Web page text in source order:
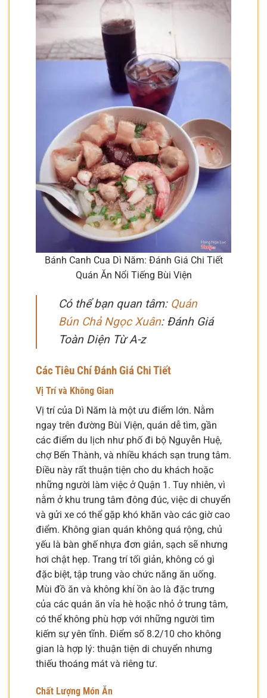
Bánh Canh Cua Dì Năm: Đánh Giá Chi Tiết
Quán Ăn Nổi Tiếng Bùi Viện
Có thể bạn quan tâm: Quán
Bún Chả Ngọc Xuân: Đánh Giá
Toàn Diện Từ A-z
Các Tiêu Chí Đánh Giá Chi Tiết
Vị Trí và Không Gian
Vị trí của Dì Năm là một ưu điểm lớn. Nằm
ngay trên đường Bùi Viện, quán dễ tìm, gần
các điểm du lịch như phố đi bộ Nguyễn Huệ,
chợ Bến Thành, và nhiều khách sạn trung tâm.
Điều này rất thuận tiện cho du khách hoặc
những người làm việc ở Quận 1. Tuy nhiên, vì
nằm ở khu trung tâm đông đúc, việc di chuyển
và gửi xe có thể gặp khó khăn vào các giờ cao
điểm. Không gian quán không quá rộng, chủ
yếu là bàn ghế nhựa đơn giản, sạch sẽ nhưng
hơi chật hẹp. Trang trí tối giản, không có gì
đặc biệt, tập trung vào chức năng ăn uống.
Mùi đồ ăn và không khí ồn ào là đặc trưng
của các quán ăn vỉa hè hoặc nhỏ ở trung tâm,
có thể không phù hợp với những người tìm
kiếm sự yên tĩnh. Điểm số 8.2/10 cho không
gian là hợp lý: thuận tiện di chuyển nhưng
thiếu thoáng mát và riêng tư.
Chất Lượng Món Ăn